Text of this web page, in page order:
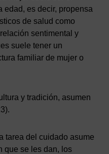
edad, es decir, propensa
de salud como
sentimental y
suele tener un
familiar de mujer o
y tradición, asumen
tarea del cuidado asume
que se les dan, los